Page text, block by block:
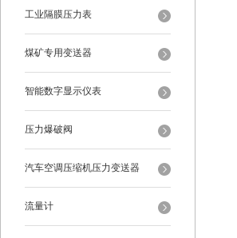
工业隔膜压力表
煤矿专用变送器
智能数字显示仪表
压力爆破阀
汽车空调压缩机压力变送器
流量计